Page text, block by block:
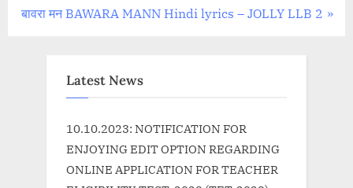
navigation
e
N
बावरा मन BAWARA MANN Hindi lyrics – JOLLY LLB 2
Latest News
10.10.2023: NOTIFICATION FOR
ENJOYING EDIT OPTION REGARDING
ONLINE APPLICATION FOR TEACHER